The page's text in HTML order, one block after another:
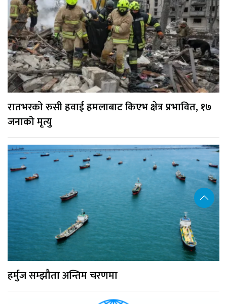
रातभरको रुसी हवाई हमलाबाट किएभ क्षेत्र प्रभावित, १७
जनाको मृत्यु
हर्मुज सम्झौता अन्तिम चरणमा